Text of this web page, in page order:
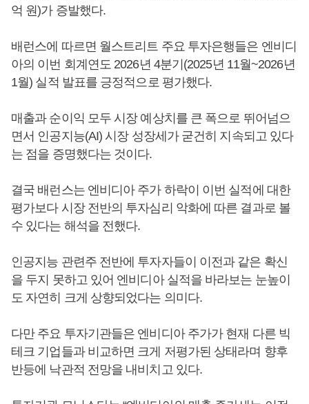
억 원)가 증발했다.
배런스에 따르면 월스트리트 주요 투자은행들은 엔비디
아의 이번 회계연도 2026년 4분기(2025년 11월~2026년
1월) 실적 발표를 긍정적으로 평가했다.
매출과 순이익 모두 시장 예상치를 큰 폭으로 뛰어넘으
면서 인공지능(AI) 시장 성장세가 굳건히 지속되고 있다
는 점을 증명했다는 것이다.
결국 배런스는 엔비디아 주가 하락이 이번 실적에 대한
평가보다 시장 전반의 투자심리 악화에 따른 결과로 볼
수 있다는 해석을 전했다.
인공지능 관련주 전반에 투자자들이 이전과 같은 확신
을 두지 못하고 있어 엔비디아 실적을 바라보는 눈높이
도 자연히 크게 상향되었다는 의미다.
다만 주요 투자기관들은 엔비디아 주가가 현재 다른 빅
테크 기업들과 비교하면 크게 저평가된 상태라며 향후
반등에 낙관적 전망을 내비치고 있다.